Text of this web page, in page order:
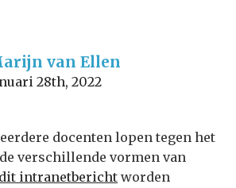
van Ellen
28th, 2022
docenten lopen tegen het
verschillende vormen van
dit intranetbericht worden